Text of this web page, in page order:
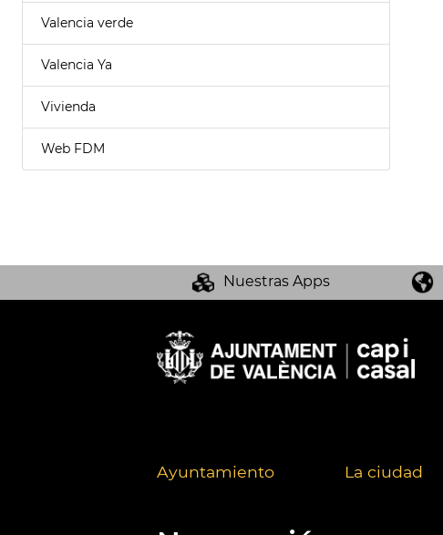
Valencia verde
Valencia Ya
Vivienda
Web FDM
Nuestras Apps
Ayuntamiento La ciudad